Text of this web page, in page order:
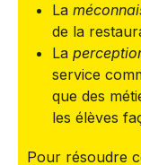
La
de la
La
service
que des
les élèves
Pour résoudre